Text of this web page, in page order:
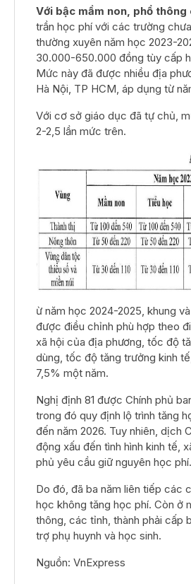
Với bậc mầm non, phổ thông
trần học phí với các trường
thường xuyên năm học 2023-
30.000-650.000 đồng tùy cấp
Mức này đã được nhiều địa
Hà Nội, TP HCM, áp dụng từ
Với cơ sở giáo dục đã tự chủ,
2-2,5 lần mức trên.
ừ năm học 2024-2025, khung
được điều chỉnh phù hợp theo
xã hội của địa phương, tốc độ
dùng, tốc độ tăng trưởng kinh
7,5% một năm.
Nghị định 81 được Chính phủ
trong đó quy định lộ trình tăng
đến năm 2026. Tuy nhiên, dịch
động xấu đến tình hình kinh tế,
phủ yêu cầu giữ nguyên học phí.
Do đó, đã ba năm liên tiếp các
học không tăng học phí. Còn ở
thông, các tỉnh, thành phải cấp
trợ phụ huynh và học sinh.
Nguồn: VnExpress